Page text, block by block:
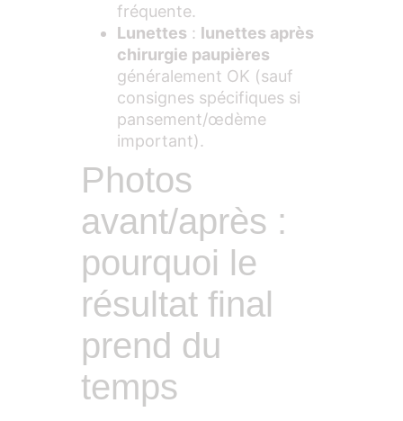
fréquente.
Lunettes : lunettes après
chirurgie paupières
généralement OK (sauf
consignes spécifiques si
pansement/œdème
important).
Photos
avant/après :
pourquoi le
résultat final
prend du
temps